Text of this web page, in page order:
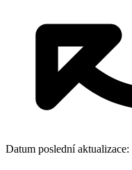
Datum poslední aktualizace: